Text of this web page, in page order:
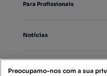
Para Profissionais
Notícias
Preocupamo-nos com a sua